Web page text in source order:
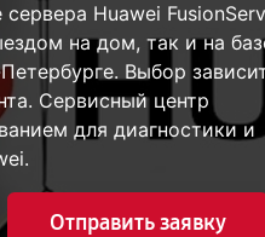
Huawei
на дом, так и на
Выбор
Сервисный центр
для диагностики и
Отправить заявку